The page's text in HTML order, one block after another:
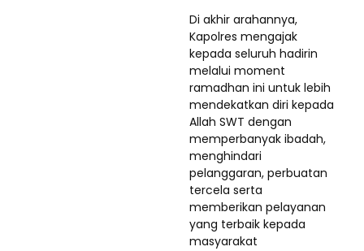
Di akhir arahannya,
Kapolres mengajak
kepada seluruh hadirin
melalui moment
ramadhan ini untuk lebih
mendekatkan diri kepada
Allah SWT dengan
memperbanyak ibadah,
menghindari
pelanggaran, perbuatan
tercela serta
memberikan pelayanan
yang terbaik kepada
masyarakat